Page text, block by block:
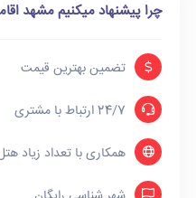
چرا پیشنهاد میکنیم مشهد
تضمین بهترین قیمت
24/7 ارتباط با مشتری
همکاری با تعداد زیاد